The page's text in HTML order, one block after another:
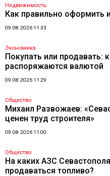
Недвижимость
Как правильно оформить
09.08.2026 11:33
Экономика
Покупать или продавать:
распоряжаются валютой
09.08.2026 11:29
Общество
Михаил Развожаев:
ценен труд строителя»
09.08.2026 11:00
Общество
На каких АЗС
продаваться топливо?